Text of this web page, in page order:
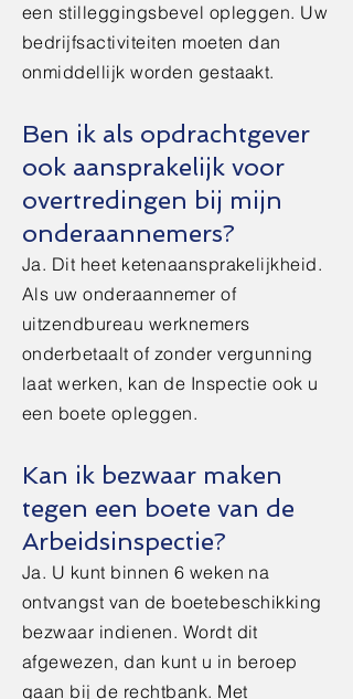
een stilleggingsbevel opleggen. Uw
bedrijfsactiviteiten moeten dan
onmiddellijk worden gestaakt.
Ben ik als opdrachtgever
ook aansprakelijk voor
overtredingen bij mijn
onderaannemers?
Ja. Dit heet ketenaansprakelijkheid.
Als uw onderaannemer of
uitzendbureau werknemers
onderbetaalt of zonder vergunning
laat werken, kan de Inspectie ook u
een boete opleggen.
Kan ik bezwaar maken
tegen een boete van de
Arbeidsinspectie?
Ja. U kunt binnen 6 weken na
ontvangst van de boetebeschikking
bezwaar indienen. Wordt dit
afgewezen, dan kunt u in beroep
gaan bij de rechtbank. Met